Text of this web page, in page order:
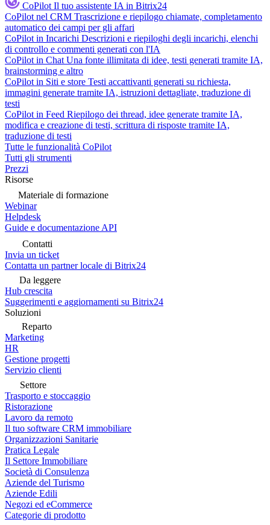
CoPilot Il tuo assistente IA in Bitrix24
CoPilot nel CRM Trascrizione e riepilogo chiamate, completamento
automatico dei campi per gli affari
CoPilot in Incarichi Descrizioni e riepiloghi degli incarichi, elenchi
di controllo e commenti generati con l'IA
CoPilot in Chat Una fonte illimitata di idee, testi generati tramite IA,
brainstorming e altro
CoPilot in Siti e store Testi accattivanti generati su richiesta,
immagini generate tramite IA, istruzioni dettagliate, traduzione di
testi
CoPilot in Feed Riepilogo dei thread, idee generate tramite IA,
modifica e creazione di testi, scrittura di risposte tramite IA,
traduzione di testi
Tutte le funzionalità CoPilot
Tutti gli strumenti
Prezzi
Risorse
Materiale di formazione
Webinar
Helpdesk
Guide e documentazione API
Contatti
Invia un ticket
Contatta un partner locale di Bitrix24
Da leggere
Hub crescita
Suggerimenti e aggiornamenti su Bitrix24
Soluzioni
Reparto
Marketing
HR
Gestione progetti
Servizio clienti
Settore
Trasporto e stoccaggio
Ristorazione
Lavoro da remoto
Il tuo software CRM immobiliare
Organizzazioni Sanitarie
Pratica Legale
Il Settore Immobiliare
Società di Consulenza
Aziende del Turismo
Aziende Edili
Negozi ed eCommerce
Categorie di prodotto